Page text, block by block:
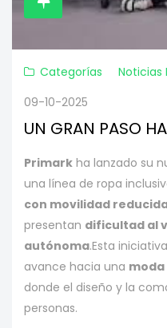
Categorías
Noticias
09-10-2025
UN GRAN PASO
Primark ha lanzado su
una línea de ropa
con movilidad
presentan dificultad al
autónoma.Esta
avance hacia una
donde el diseño y la
personas.